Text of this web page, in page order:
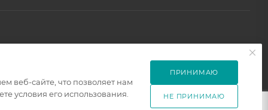
веб-сайте, что позволяет нам
условия его использования.
ПРИНИМАЮ
НЕ ПРИНИМАЮ